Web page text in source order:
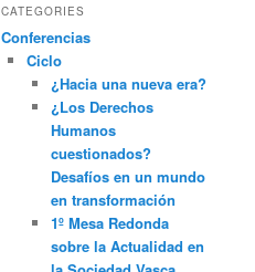
CATEGORIES
Conferencias
Ciclo
¿Hacia una nueva era?
¿Los Derechos
Humanos
cuestionados?
Desafíos en un mundo
en transformación
1º Mesa Redonda
sobre la Actualidad en